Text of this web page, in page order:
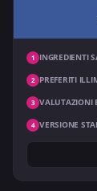
1 INGREDIENTI
2 PREFERITI
3 VALUTAZIONI
4 VERSIONE